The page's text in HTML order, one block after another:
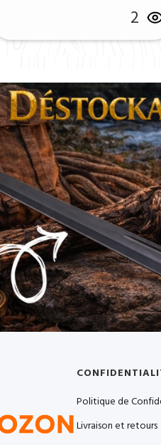
2
Politique de
Livraison et retours